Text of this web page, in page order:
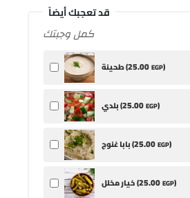
قد تعجبك أيضاً
كمل وجبتك
طحينة (25.00EGP)
بلدي (25.00EGP)
بابا غنوج (25.00EGP)
خيار مخلل (25.00EGP)